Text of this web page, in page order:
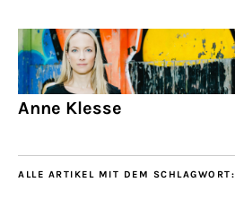
Anne Klesse
ALLE ARTIKEL MIT DEM SCHLAGWORT: